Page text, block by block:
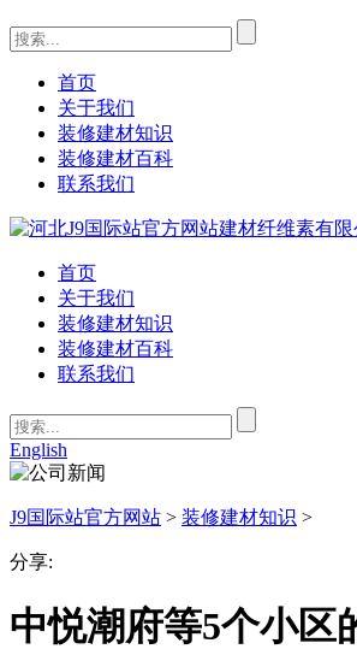
首页
关于我们
装修建材知识
装修建材百科
联系我们
首页
关于我们
装修建材知识
装修建材百科
联系我们
English
J9国际站官方网站 > 装修建材知识 >
分享:
中悦潮府等5个小区